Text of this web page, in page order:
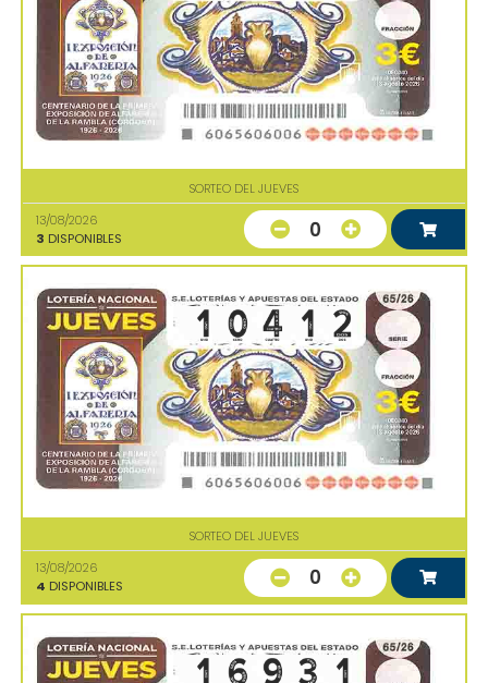
SORTEO DEL JUEVES
13/08/2026
3 DISPONIBLES 0
SORTEO DEL JUEVES
13/08/2026
4 DISPONIBLES 0